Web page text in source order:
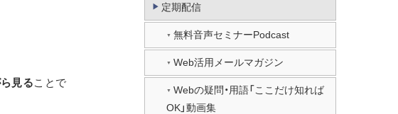
見ることで
定期配信
無料音声セミナーPodcast
Web活用メールマガジン
Webの疑問・用語「ここだけ知れば
OK」動画集